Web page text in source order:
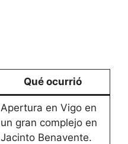
Qué ocurrió
Apertura en Vigo en
un gran complejo en
Jacinto Benavente.